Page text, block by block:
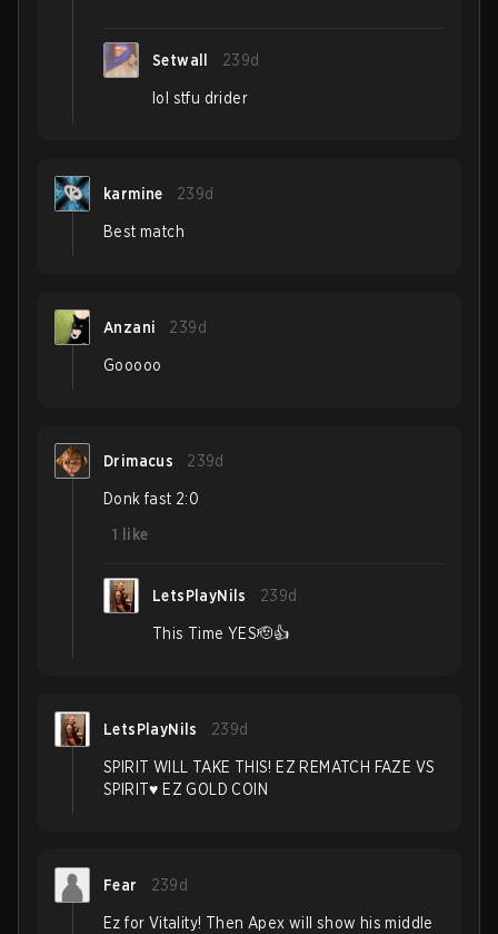
Setwall 239d
lol stfu drider
karmine 239d
Best match
Anzani 239d
Gooooo
Drimacus 239d
Donk fast 2:0
1
like
LetsPlayNils 239d
This Time YES🫡👍
LetsPlayNils 239d
SPIRIT WILL TAKE THIS! EZ REMATCH FAZE VS
SPIRIT♥️ EZ GOLD COIN
Fear 239d
Ez for Vitality! Then Apex will show his middle